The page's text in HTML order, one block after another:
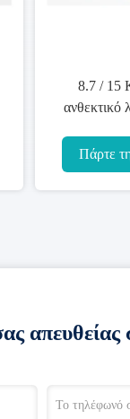
8.7 / 15
ανθεκτικό
το
Πάρτε
απευθείας